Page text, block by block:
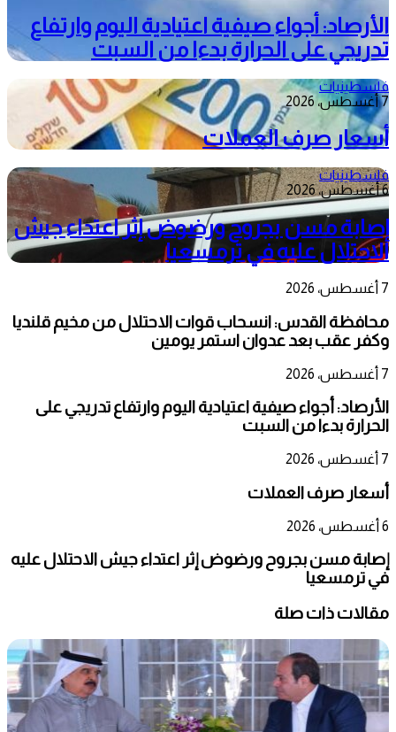
الأرصاد: أجواء صيفية اعتيادية اليوم وارتفاع
تدريجي على الحرارة بدءا من السبت
فلسطينيات
7 أغسطس، 2026
أسعار صرف العملات
فلسطينيات
6 أغسطس، 2026
إصابة مسن بجروح ورضوض إثر اعتداء جيش
الاحتلال عليه في ترمسعيا
7 أغسطس، 2026
محافظة القدس: انسحاب قوات الاحتلال من مخيم قلنديا
وكفر عقب بعد عدوان استمر يومين
7 أغسطس، 2026
الأرصاد: أجواء صيفية اعتيادية اليوم وارتفاع تدريجي على
الحرارة بدءا من السبت
7 أغسطس، 2026
أسعار صرف العملات
6 أغسطس، 2026
إصابة مسن بجروح ورضوض إثر اعتداء جيش الاحتلال عليه
في ترمسعيا
مقالات ذات صلة